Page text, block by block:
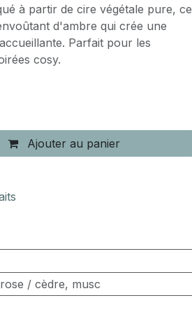
à partir de cire végétale pure, ce
d'ambre qui crée une
Parfait pour les
cosy.
Ajouter au panier
/ cèdre, musc